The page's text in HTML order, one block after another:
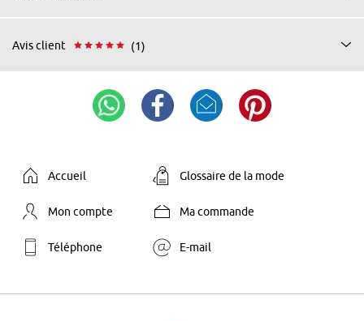
Avis client (1)
Accueil Glossaire de la mode
Mon compte Ma commande
Téléphone E-mail